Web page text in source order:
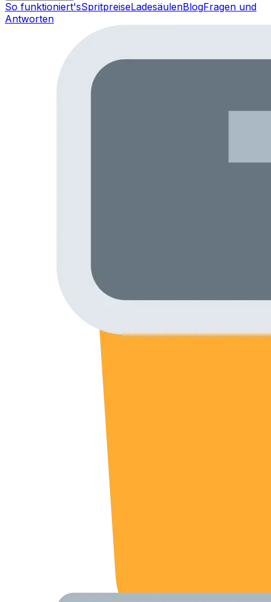
So funktioniert'sSpritpreiseLadesäulenBlogFragen und
Antworten